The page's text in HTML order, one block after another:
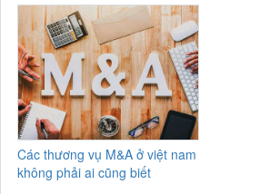
Các thương vụ M&A ở việt nam
không phải ai cũng biết